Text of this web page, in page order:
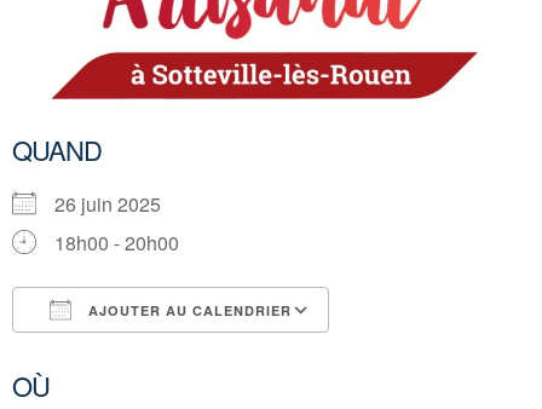
QUAND
26 juin 2025
18h00 - 20h00
AJOUTER AU CALENDRIER
OÙ